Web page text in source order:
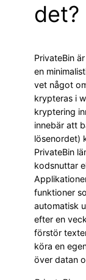
det?
PrivateBin
en
vet något
krypteras i
kryptering
innebär att
lösenordet)
PrivateBin
kodsnuttar
funktioner
automatisk
efter en
förstör
köra en
över datan